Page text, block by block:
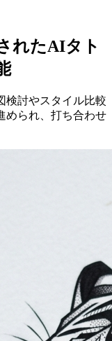
れたAIタト
検討やスタイル比較
められ、打ち合わせ